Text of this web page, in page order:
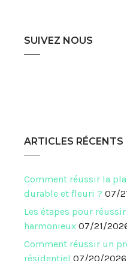
SUIVEZ NOUS
ARTICLES RÉCENTS
Comment réussir la
durable et fleuri ? 07/
Les étapes pour
harmonieux 07/21/
Comment réussir un
résidentiel 07/20/2026